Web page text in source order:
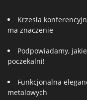
Krzesła
ma znaczenie
Podpowiadamy,
poczekalni!
Funkcjonalna
metalowych